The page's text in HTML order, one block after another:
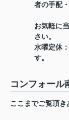
者の手配
お気軽に
さい。
水曜定休
す。
コンフォール
ここまでご覧頂き